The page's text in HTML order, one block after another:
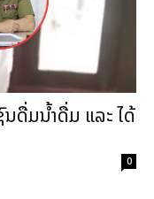
ດື່ມນ້ຳດື່ມ ແລະ ໄດ້
0